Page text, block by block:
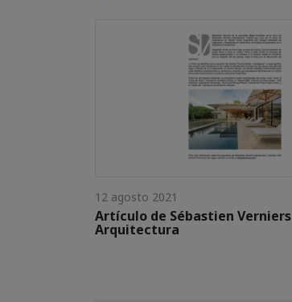
12 agosto 2021
Artículo de Sébastien Verniers
Arquitectura